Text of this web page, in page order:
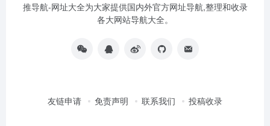
推导航-网址大全为大家提供国内外官方网址导航,整理和收录
各大网站导航大全。
友链申请 免责声明 联系我们 投稿收录